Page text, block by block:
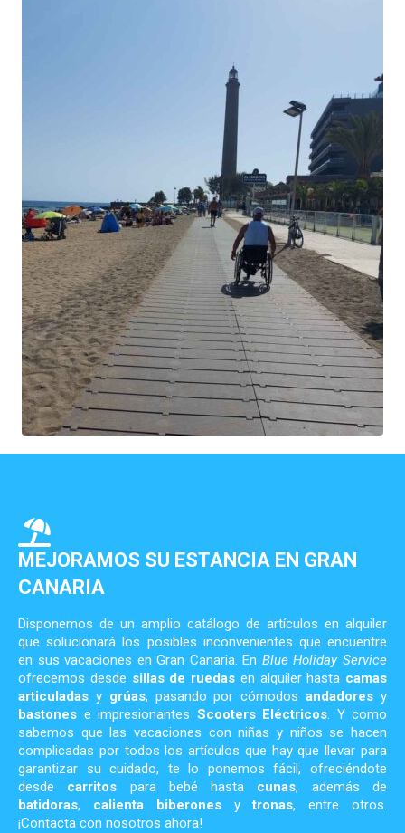
MEJORAMOS SU ESTANCIA EN GRAN
CANARIA
Disponemos de un amplio catálogo de artículos en alquiler
que solucionará los posibles inconvenientes que encuentre
en sus vacaciones en Gran Canaria. En Blue Holiday Service
ofrecemos desde sillas de ruedas en alquiler hasta camas
articuladas ygrúas, pasando por cómodosandadores y
bastones e impresionantes Scooters Eléctricos. Y como
sabemos que las vacaciones con niñas y niños se hacen
complicadas por todos los artículos que hay que llevar para
garantizar su cuidado, te lo ponemos fácil, ofreciéndote
desde carritos para bebé hasta cunas, además de
batidoras, calienta biberonesytronas, entre otros.
¡Contacta con nosotros ahora!